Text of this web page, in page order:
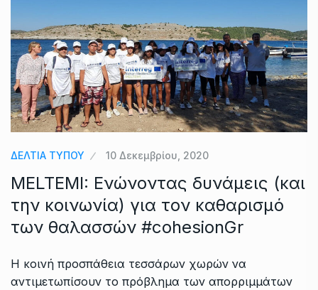
ΔΕΛΤΙΑ ΤΥΠΟΥ 10 Δεκεμβρίου, 2020
MELTEMI: Ενώνοντας δυνάμεις (και
την κοινωνία) για τον καθαρισμό
των θαλασσών #cohesionGr
Η κοινή προσπάθεια τεσσάρων χωρών να
αντιμετωπίσουν το πρόβλημα των απορριμμάτων